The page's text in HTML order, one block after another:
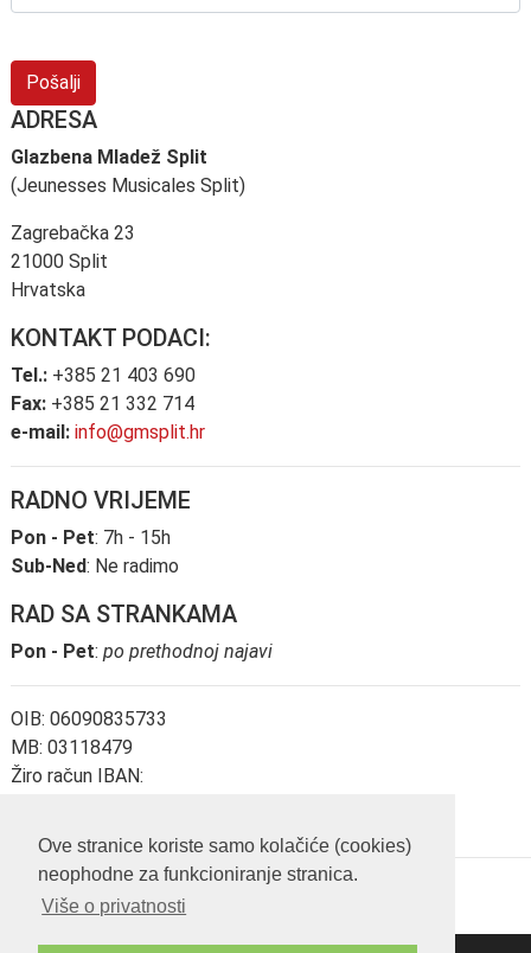
Ove stranice koriste samo kolačiće (cookies)
neophodne za funkcioniranje stranica.
Više o privatnosti
Pošalji
ADRESA
Glazbena Mladež Split
(Jeunesses Musicales Split)
Zagrebačka 23
21000 Split
Hrvatska
KONTAKT PODACI:
Tel.: +385 21 403 690
Fax: +385 21 332 714
e-mail: info@gmsplit.hr
RADNO VRIJEME
Pon - Pet: 7h - 15h
Sub-Ned: Ne radimo
RAD SA STRANKAMA
Pon - Pet: po prethodnoj najavi
OIB: 06090835733
MB: 03118479
Žiro račun IBAN: